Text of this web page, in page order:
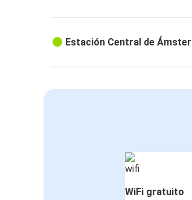
Estación Central de
WiFi gratuito